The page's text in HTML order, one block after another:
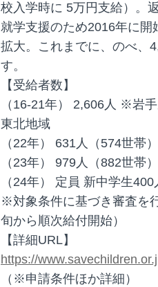
校入学時に 5万円支給）。
就学支援のため2016年に
拡大。これまでに、のべ、
す。
【受給者数】
（16-21年） 2,606人 ※岩
東北地域
（22年） 631人（574世帯）
（23年） 979人（882世帯）
（24年） 定員 新中学生
※対象条件に基づき審査を
旬から順次給付開始）
【詳細URL】
https://
（※申請条件ほか詳細）